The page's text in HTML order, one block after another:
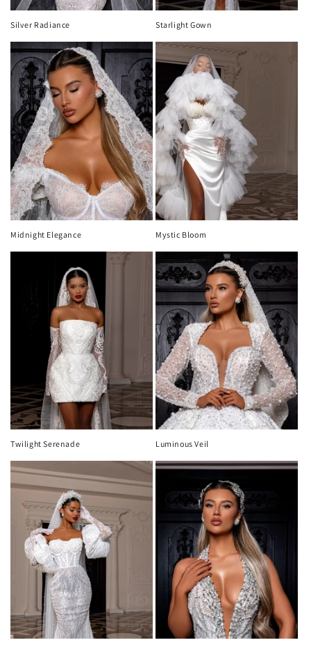
n
:
Silver Radiance Starlight Gown
Midnight Elegance Mystic Bloom
Twilight Serenade Luminous Veil